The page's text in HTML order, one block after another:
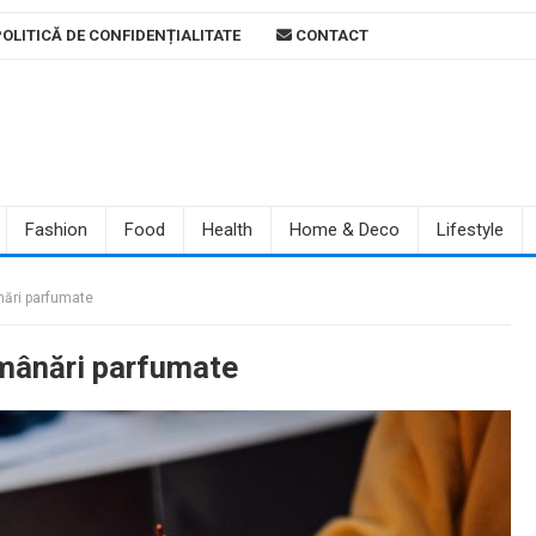
DE CONFIDENȚIALITATE CONTACT
Fashion Food Health Home & Deco Lifestyle
parfumate
parfumate